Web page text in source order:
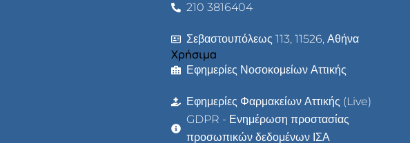
210 3816404
Σεβαστουπόλεως 113, 11526, Αθήνα
Χρήσιμα
Εφημερίες Νοσοκομείων Αττικής
Εφημερίες Φαρμακείων Αττικής (Live)
GDPR - Ενημέρωση προστασίας
προσωπικών δεδομένων ΙΣΑ